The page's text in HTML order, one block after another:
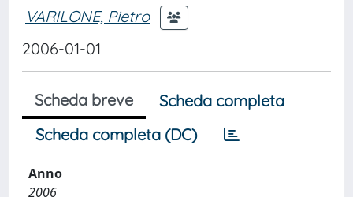
VARILONE, Pietro
2006-01-01
Scheda breve
Scheda completa
Scheda completa (DC)
Anno
2006